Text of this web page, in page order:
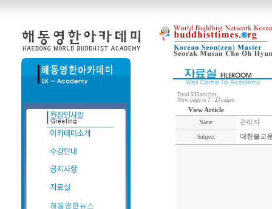
Total 535articles,
Now page is 7 / 27pages
View Article
Name 관리자
Subject 대한불교